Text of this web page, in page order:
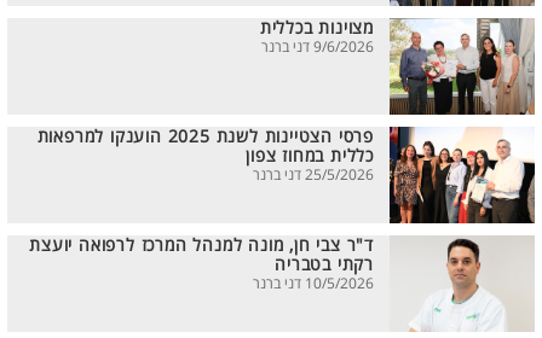
מצוינות בכללית
9/6/2026 דני ברנר
פרסי הצטיינות לשנת 2025 הוענקו למרפאות
כללית במחוז צפון
25/5/2026 דני ברנר
ד"ר צבי חן, מונה למנהל המרכז לרפואה יועצת
רקתי בטבריה
10/5/2026 דני ברנר